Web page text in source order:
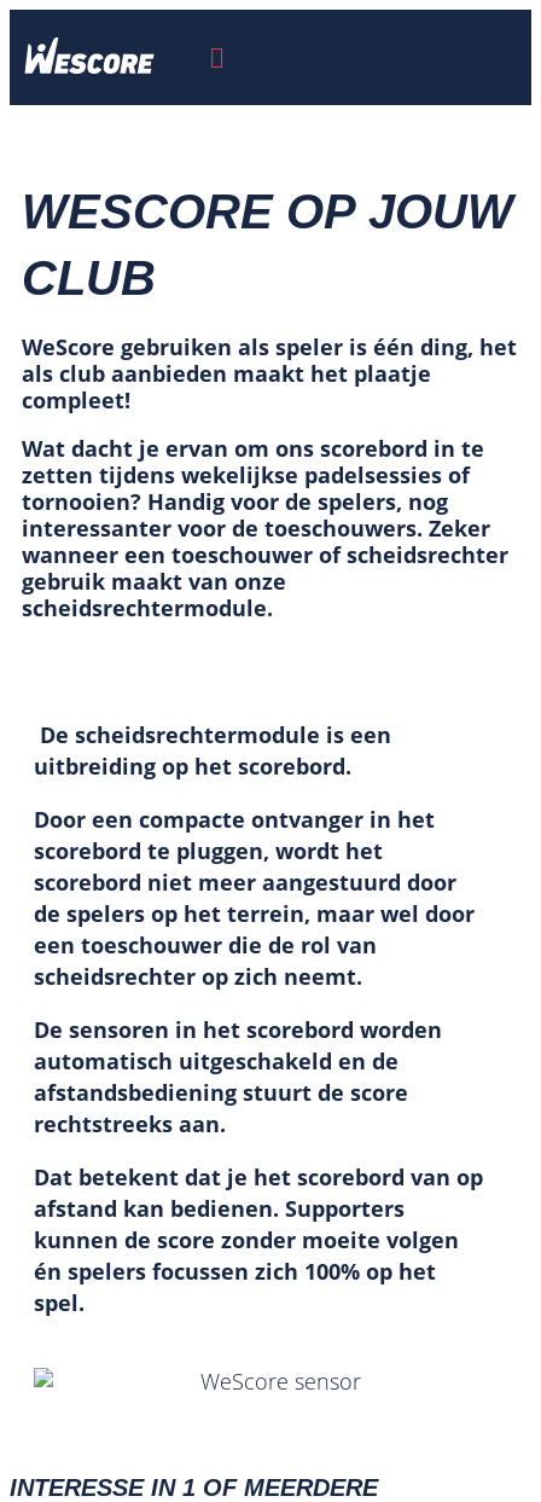
WESCORE OP JOUW
CLUB
WeScore gebruiken als speler is één ding, het
als club aanbieden maakt het plaatje
compleet!
Wat dacht je ervan om ons scorebord in te
zetten tijdens wekelijkse padelsessies of
tornooien? Handig voor de spelers, nog
interessanter voor de toeschouwers. Zeker
wanneer een toeschouwer of scheidsrechter
gebruik maakt van onze
scheidsrechtermodule.
De scheidsrechtermodule is een
uitbreiding op het scorebord.
Door een compacte ontvanger in het
scorebord te pluggen, wordt het
scorebord niet meer aangestuurd door
de spelers op het terrein, maar wel door
een toeschouwer die de rol van
scheidsrechter op zich neemt.
De sensoren in het scorebord worden
automatisch uitgeschakeld en de
afstandsbediening stuurt de score
rechtstreeks aan.
Dat betekent dat je het scorebord van op
afstand kan bedienen. Supporters
kunnen de score zonder moeite volgen
én spelers focussen zich 100% op het
spel.
INTERESSE IN 1 OF MEERDERE